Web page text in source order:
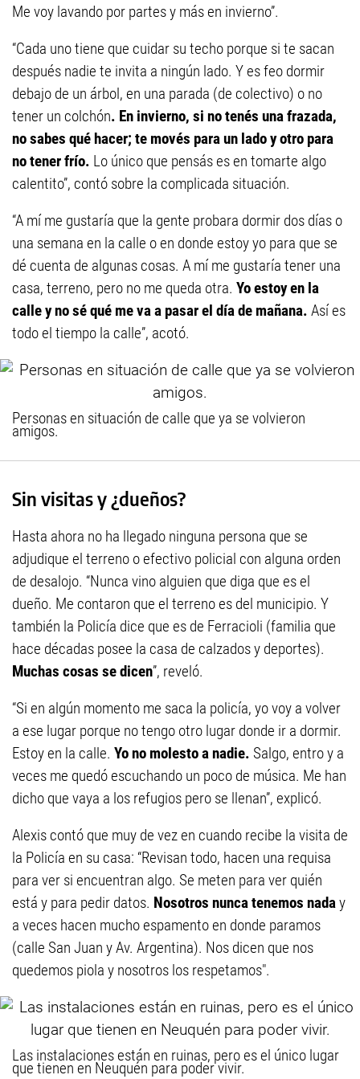
Me voy lavando por partes y más en invierno”.
“Cada uno tiene que cuidar su techo porque si te sacan
después nadie te invita a ningún lado. Y es feo dormir
debajo de un árbol, en una parada (de colectivo) o no
tener un colchón. En invierno, si no tenés una frazada,
no sabes qué hacer; te movés para un lado y otro para
no tener frío. Lo único que pensás es en tomarte algo
calentito”, contó sobre la complicada situación.
“A mí me gustaría que la gente probara dormir dos días o
una semana en la calle o en donde estoy yo para que se
dé cuenta de algunas cosas. A mí me gustaría tener una
casa, terreno, pero no me queda otra. Yo estoy en la
calle y no sé qué me va a pasar el día de mañana. Así es
todo el tiempo la calle”, acotó.
Personas en situación de calle que ya se volvieron
amigos.
Sin visitas y ¿dueños?
Hasta ahora no ha llegado ninguna persona que se
adjudique el terreno o efectivo policial con alguna orden
de desalojo. “Nunca vino alguien que diga que es el
dueño. Me contaron que el terreno es del municipio. Y
también la Policía dice que es de Ferracioli (familia que
hace décadas posee la casa de calzados y deportes).
Muchas cosas se dicen”, reveló.
“Si en algún momento me saca la policía, yo voy a volver
a ese lugar porque no tengo otro lugar donde ir a dormir.
Estoy en la calle. Yo no molesto a nadie. Salgo, entro y a
veces me quedó escuchando un poco de música. Me han
dicho que vaya a los refugios pero se llenan”, explicó.
Alexis contó que muy de vez en cuando recibe la visita de
la Policía en su casa: “Revisan todo, hacen una requisa
para ver si encuentran algo. Se meten para ver quién
está y para pedir datos. Nosotros nunca tenemos naday
a veces hacen mucho espamento en donde paramos
(calle San Juan y Av. Argentina). Nos dicen que nos
quedemos piola y nosotros los respetamos".
Las instalaciones están en ruinas, pero es el único lugar
que tienen en Neuquén para poder vivir.